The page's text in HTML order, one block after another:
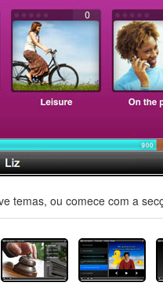
temas, ou comece com a